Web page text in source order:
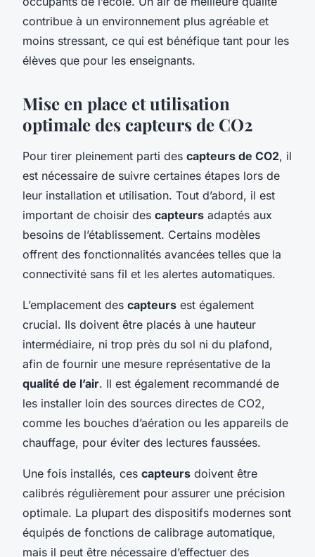
contribue à un environnement plus agréable et
moins stressant, ce qui est bénéfique tant pour les
élèves que pour les enseignants.
Mise en place et utilisation
optimale des capteurs de CO2
Pour tirer pleinement parti des capteurs de CO2, il
est nécessaire de suivre certaines étapes lors de
leur installation et utilisation. Tout d’abord, il est
important de choisir des capteurs adaptés aux
besoins de l’établissement. Certains modèles
offrent des fonctionnalités avancées telles que la
connectivité sans fil et les alertes automatiques.
L’emplacement des capteurs est également
crucial. Ils doivent être placés à une hauteur
intermédiaire, ni trop près du sol ni du plafond,
afin de fournir une mesure représentative de la
qualité de l’air. Il est également recommandé de
les installer loin des sources directes de CO2,
comme les bouches d’aération ou les appareils de
chauffage, pour éviter des lectures faussées.
Une fois installés, ces capteurs doivent être
calibrés régulièrement pour assurer une précision
optimale. La plupart des dispositifs modernes sont
équipés de fonctions de calibrage automatique,
mais il peut être nécessaire d’effectuer des